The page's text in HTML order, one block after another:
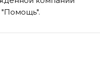
"Помощь".